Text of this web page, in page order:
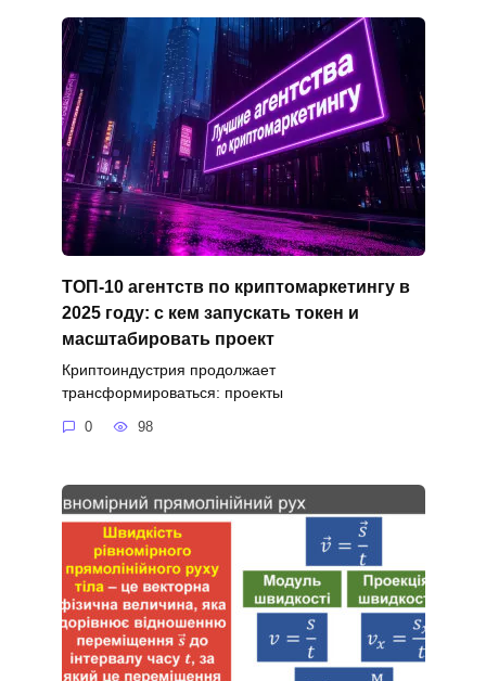
ТОП-10 агентств по криптомаркетингу в
2025 году: с кем запускать токен и
масштабировать проект
Криптоиндустрия продолжает
трансформироваться: проекты
0 98